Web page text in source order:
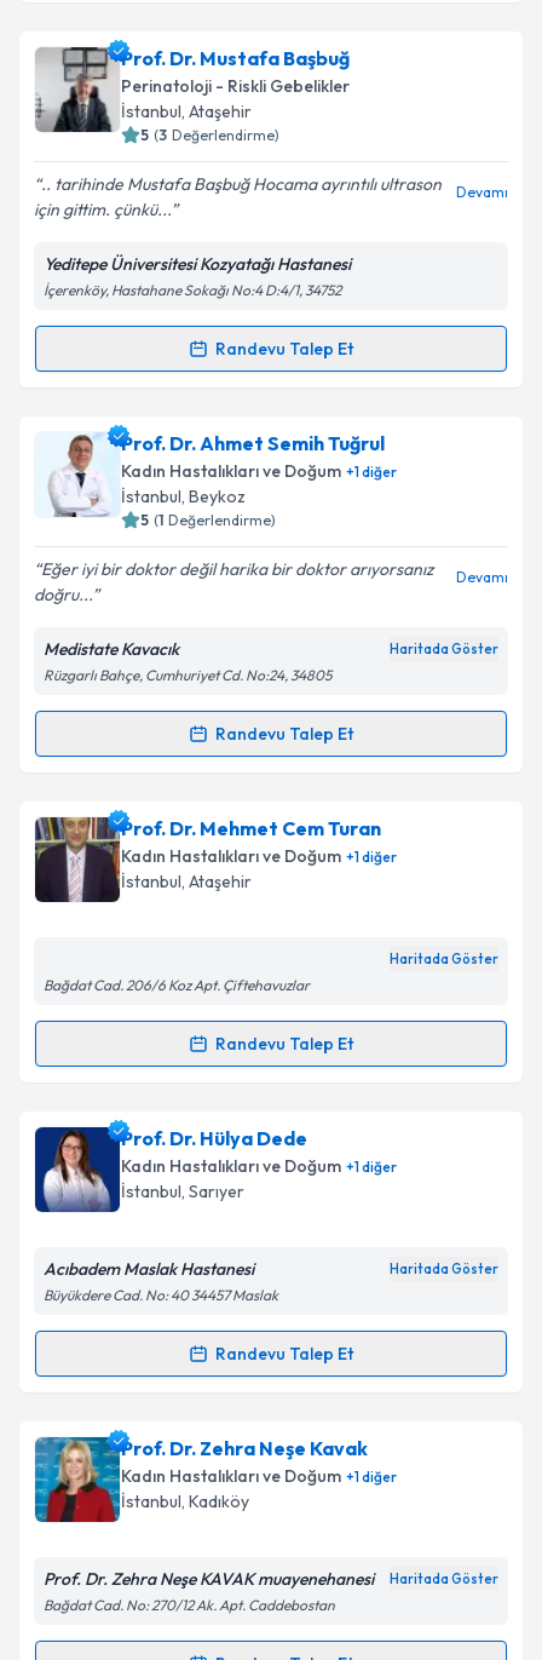
Doç. Dr. Emine Aydıniçin randevu takvimi talebi
oluşturun. Size bu uzmandan randevu almanız için bir
takvim hazırlandığında e-posta ile bilgilendireceğiz.
Kişisel verilerimin işlenmesine ilişkin
Metni'ni okudum ve kişisel verilerimin belirtilen
kapsamda işlenmesini kabul ediyorum.
Prof. Dr. Mustafa Başbuğ
Perinatoloji - Riskli Gebelikler
İstanbul, Ataşehir
5 (3 Değerlendirme)
.. tarihinde Mustafa Başbuğ Hocama ayrıntılı ultrason
için gittim. çünkü...
Devamı
Yeditepe Üniversitesi Kozyatağı Hastanesi
İçerenköy, Hastahane Sokağı No:4 D:4/1, 34752
Randevu Talep Et
Randevu Takvimi Talebi
Prof. Dr. Mustafa Başbuğiçin randevu takvimi talebi
oluşturun. Size bu uzmandan randevu almanız için bir
takvim hazırlandığında e-posta ile bilgilendireceğiz.
Kişisel verilerimin işlenmesine ilişkin
Aydınlatma
Metni'ni okudum ve kişisel verilerimin belirtilen
kapsamda işlenmesini kabul ediyorum.
Prof. Dr. Ahmet Semih Tuğrul
Kadın Hastalıkları ve Doğum +1diğer
İstanbul, Beykoz
5 (1 Değerlendirme)
Eğer iyi bir doktor değil harika bir doktor arıyorsanız
doğru...
Devamı
Medistate Kavacık Haritada Göster
Rüzgarlı Bahçe, Cumhuriyet Cd. No:24, 34805
Randevu Talep Et
Randevu Takvimi Talebi
Prof. Dr. Ahmet Semih Tuğruliçin randevu takvimi
talebi oluşturun. Size bu uzmandan randevu almanız
için bir takvim hazırlandığında e-posta ile
bilgilendireceğiz.
Kişisel verilerimin işlenmesine ilişkinAydınlatma
kapsamda işlenmesini kabul ediyorum.
Takvim Talebini Gönder
Prof. Dr. Mehmet Cem Turan
Kadın Hastalıkları ve Doğum +1diğer
İstanbul, Ataşehir
Haritada Göster
Bağdat Cad. 206/6 Koz Apt. Çiftehavuzlar
Randevu Talep Et
Randevu Takvimi Talebi
Prof. Dr. Mehmet Cem Turan
talebi oluşturun. Size bu uzmandan randevu almanız
için bir takvim hazırlandığında e-posta ile
bilgilendireceğiz.
Kişisel verilerimin işlenmesine ilişkinAydınlatma
kapsamda işlenmesini kabul ediyorum.
Takvim Talebini Gönder
Prof. Dr. Hülya Dede
Kadın Hastalıkları ve Doğum +1diğer
İstanbul, Sarıyer
Acıbadem Maslak Hastanesi Haritada Göster
Büyükdere Cad. No: 40 34457 Maslak
Randevu Talep Et
Randevu Takvimi Talebi
Prof. Dr. Hülya Dedeiçin randevu takvimi talebi
oluşturun. Size bu uzmandan randevu almanız için bir
takvim hazırlandığında e-posta ile bilgilendireceğiz.
Prof. Dr. Zehra Neşe Kavak
Kadın Hastalıkları ve Doğum +1diğer
İstanbul, Kadıköy
Prof. Dr. Zehra Neşe KAVAK muayenehanesi Haritada Göster
Bağdat Cad. No: 270/12 Ak. Apt. Caddebostan